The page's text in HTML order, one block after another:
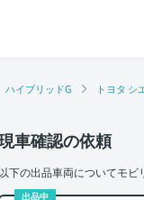
ハイブリッドG トヨタ シ
車確認の依頼
以下の出品車両についてモビ
出品中